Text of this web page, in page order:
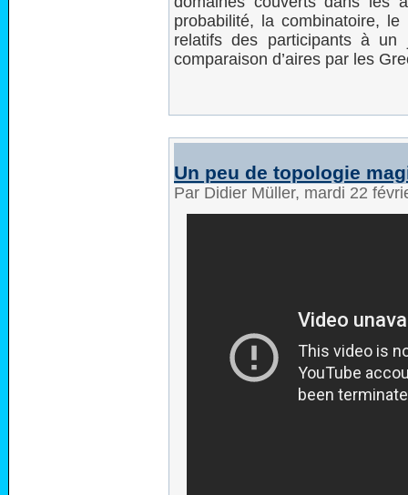
probabilité, la combinatoire,
relatifs des participants à
comparaison d’aires par les
Un peu de topologie
Par Didier Müller, mardi 22